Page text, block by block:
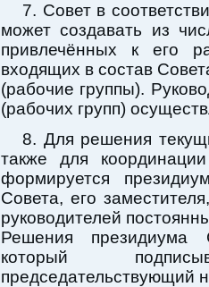
7. Совет в
может создавать из
привлечённых к его
входящих в состав
(рабочие группы).
(рабочих групп)
8. Для решения
также для
формируется
Совета, его
руководителей
Решения президиума
который
председательствующий